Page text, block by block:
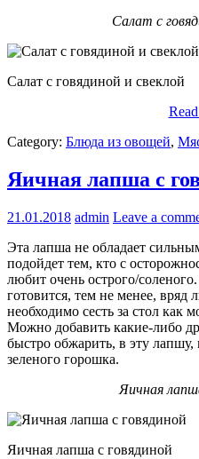
Салат с
Салат с говядиной и свеклой
Category: Блюда из овощей,
Яичная лапша с
21.01.2018 admin Leave a
Эта лапша не обладает
подойдет тем, кто с
любит очень острого/
готовится, тем не менее, вряд
необходимо сесть за стол как
Можно добавить какие-либо
быстро обжарить, в эту
зеленого горошка.
Яичная
Яичная лапша с говядиной